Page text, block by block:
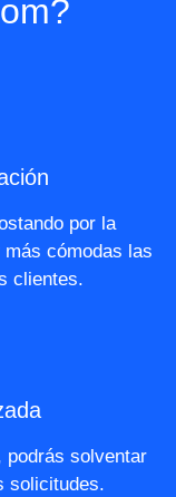
por la
cómodas las
clientes.
podrás solventar
solicitudes.